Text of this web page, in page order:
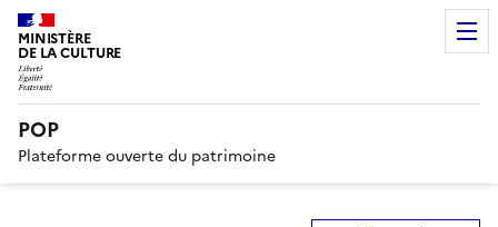
MINISTÈRE
DE LA CULTURE
POP
Plateforme ouverte du patrimoine